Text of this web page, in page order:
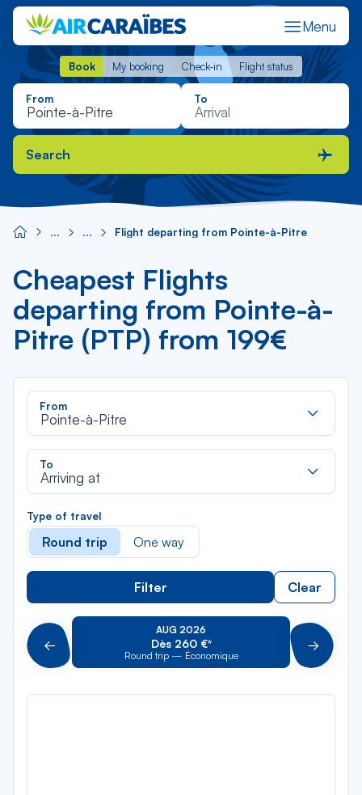
Menu
Book My booking Check-in Flight status
Book My booking Check-in Flight status
From To
Search
Flight departing from Pointe-à-Pitre
Cheapest Flights
departing from Pointe-à-
Pitre (PTP) from 199€
From
Pointe-à-Pitre
To
Arriving at
Type of travel
Round trip One way
Filter Clear
Précédent
AUG 2026
Dès 260 €*
Round trip — Économique Suivant